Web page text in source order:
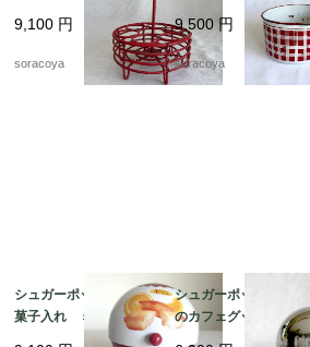
ヤーエッグバスケット
9,100 円
soracoya
ダミエ BB社 19kw
m11
9,500 円
soracoya
シュガーポット型 お
菓子入れ ミニフィナ
ンシェオレンジの缶
シュガーポット パリ
のカフェグッズ お砂
糖入れ ドーム型 カ